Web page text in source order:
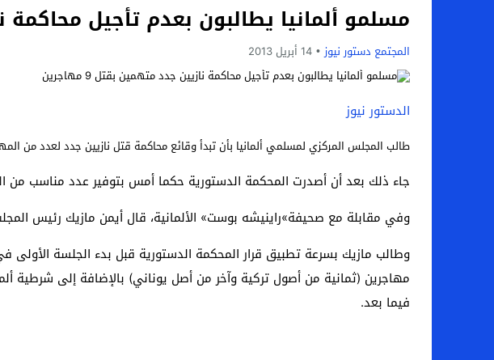
Previous
Next
مسلمو ألمانيا يطالبون بعدم تأجيل محاكمة
المجتمع دستور نيوز 14 أبريل 2013
الدستور نيوز
طالب المجلس المركزي لمسلمي ألمانيا بأن تبدأ وقائع محاكمة قتل نازيين جدد لعدد من
جاء ذلك بعد أن أصدرت المحكمة الدستورية حكما أمس بتوفير عدد مناسب من
وفي مقابلة مع صحيفة»راينيشه بوست» الألمانية، قال أيمن مازيك رئيس
وطالب مازيك بسرعة تطبيق قرار المحكمة الدستورية قبل بدء الجلسة
فيما بعد.